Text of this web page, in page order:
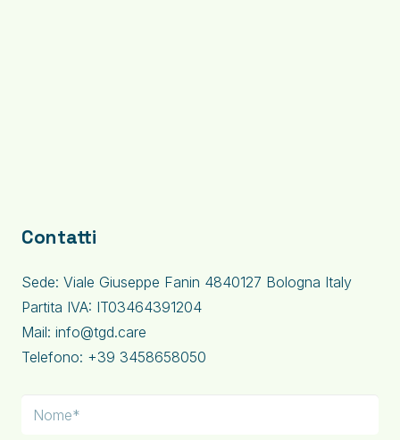
Contatti
Sede: Viale Giuseppe Fanin 4840127 Bologna Italy
Partita IVA: IT03464391204
Mail: info@tgd.care
Telefono: +39 3458658050